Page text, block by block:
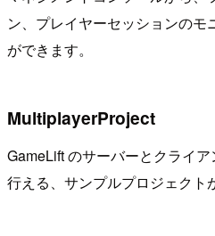
ン、プレイヤーセッションのモ
ができます。
MultiplayerProject
GameLift のサーバーとクライ
行える、サンプルプロジェクト